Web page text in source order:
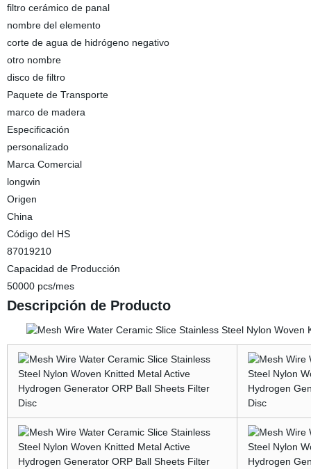
filtro cerámico de panal
nombre del elemento
corte de agua de hidrógeno negativo
otro nombre
disco de filtro
Paquete de Transporte
marco de madera
Especificación
personalizado
Marca Comercial
longwin
Origen
China
Código del HS
87019210
Capacidad de Producción
50000 pcs/mes
Descripción de Producto